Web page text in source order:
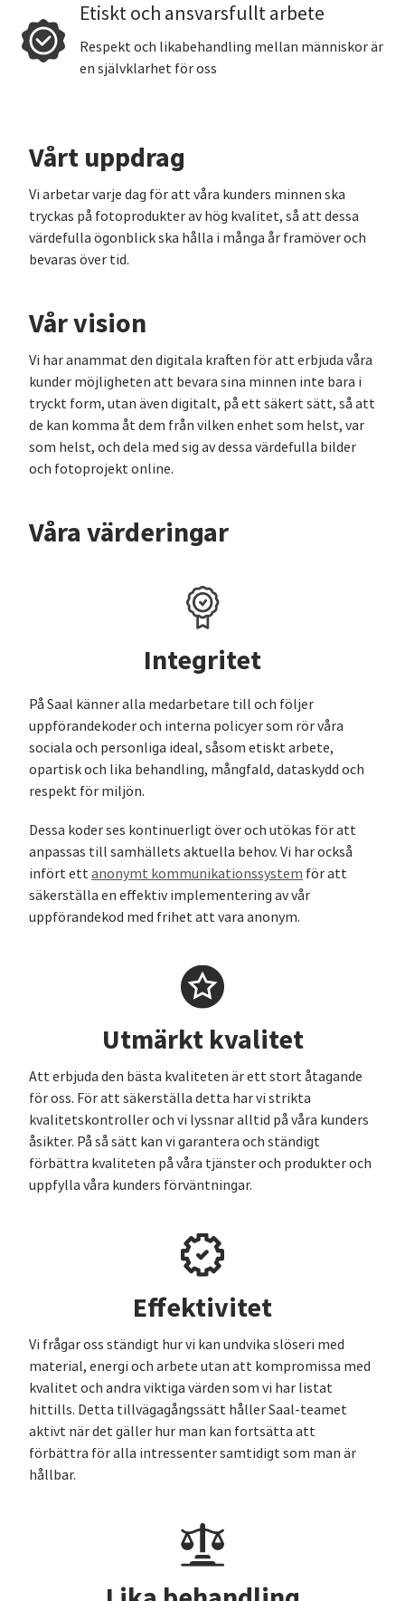
Etiskt och ansvarsfullt arbete
Respekt och likabehandling mellan människor är
en självklarhet för oss
Vårt uppdrag
Vi arbetar varje dag för att våra kunders minnen ska
tryckas på fotoprodukter av hög kvalitet, så att dessa
värdefulla ögonblick ska hålla i många år framöver och
bevaras över tid.
Vår vision
Vi har anammat den digitala kraften för att erbjuda våra
kunder möjligheten att bevara sina minnen inte bara i
tryckt form, utan även digitalt, på ett säkert sätt, så att
de kan komma åt dem från vilken enhet som helst, var
som helst, och dela med sig av dessa värdefulla bilder
och fotoprojekt online.
Våra värderingar
Integritet
På Saal känner alla medarbetare till och följer
uppförandekoder och interna policyer som rör våra
sociala och personliga ideal, såsom etiskt arbete,
opartisk och lika behandling, mångfald, dataskydd och
respekt för miljön.
Dessa koder ses kontinuerligt över och utökas för att
anpassas till samhällets aktuella behov. Vi har också
infört ettanonymt kommunikationssystem för att
säkerställa en effektiv implementering av vår
uppförandekod med frihet att vara anonym.
Utmärkt kvalitet
Att erbjuda den bästa kvaliteten är ett stort åtagande
för oss. För att säkerställa detta har vi strikta
kvalitetskontroller och vi lyssnar alltid på våra kunders
åsikter. På så sätt kan vi garantera och ständigt
förbättra kvaliteten på våra tjänster och produkter och
uppfylla våra kunders förväntningar.
Effektivitet
Vi frågar oss ständigt hur vi kan undvika slöseri med
material, energi och arbete utan att kompromissa med
kvalitet och andra viktiga värden som vi har listat
hittills. Detta tillvägagångssätt håller Saal-teamet
aktivt när det gäller hur man kan fortsätta att
förbättra för alla intressenter samtidigt som man är
hållbar.